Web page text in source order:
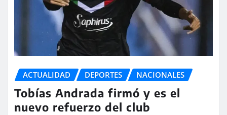
ACTUALIDAD DEPORTES NACIONALES
Tobías Andrada firmó y es el
nuevo refuerzo del club